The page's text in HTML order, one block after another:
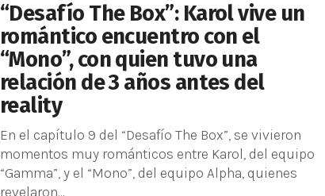
“Desafío The Box”: Karol vive un
romántico encuentro con el
“Mono”, con quien tuvo una
relación de 3 años antes del
reality
En el capítulo 9 del “Desafío The Box”, se vivieron
momentos muy románticos entre Karol, del equipo
“Gamma”, y el “Mono”, del equipo Alpha, quienes
revelaron...